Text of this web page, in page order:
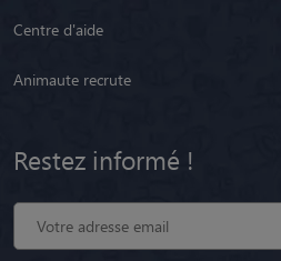
Centre d'aide
Animaute recrute
Restez informé !